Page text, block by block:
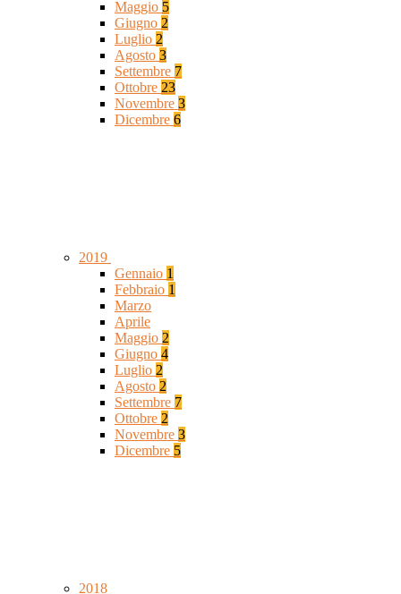
Maggio 5
Giugno 2
Luglio 2
Agosto 3
Settembre 7
Ottobre 23
Novembre 3
Dicembre 6
2019
Gennaio 1
Febbraio 1
Marzo
Aprile
Maggio 2
Giugno 4
Luglio 2
Agosto 2
Settembre 7
Ottobre 2
Novembre 3
Dicembre 5
2018